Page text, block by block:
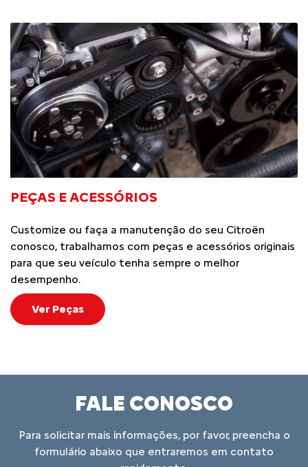
PEÇAS E ACESSÓRIOS
Customize ou faça a manutenção do seu Citroën
conosco, trabalhamos com peças e acessórios originais
para que seu veículo tenha sempre o melhor
desempenho.
Ver Peças
FALE CONOSCO
Para solicitar mais informações, por favor, preencha o
formulário abaixo que entraremos em contato